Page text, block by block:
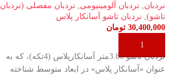
نردبان نردبان آلومینیومی
نردبان مفصلی (نردبان
تاشو) نردبان تاشو آسانکار پلاس
30,400,000 تومان
افزودن به سبد خرید
نردبان تاشو 3.80متر آسانکارپلاس (4تکه)، که به
عنوان «آسانکار پلاس» در ابعاد متوسط شناخته